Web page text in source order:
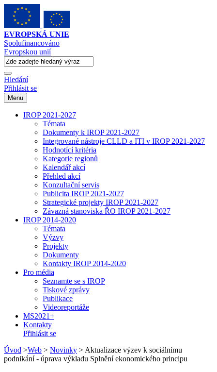
EVROPSKÁ UNIE
Spolufinancováno
Evropskou unií
Hledání
Přihlásit se
Menu
IROP 2021-2027
Témata
Dokumenty k IROP 2021-2027
Integrované nástroje CLLD a ITI v IROP 2021-2027
Hodnotící kritéria
Kategorie regionů
Kalendář akcí
Přehled akcí
Konzultační servis
Publicita IROP 2021-2027
Strategické projekty IROP 2021-2027
Závazná stanoviska ŘO IROP 2021-2027
IROP 2014-2020
Témata
Výzvy
Projekty
Dokumenty
Kontakty IROP 2014-2020
Pro média
Seznamte se s IROP
Tiskové zprávy
Publikace
Videoreportáže
MS2021+
Kontakty
Přihlásit se
Úvod >Web > Novinky > Aktualizace výzev k sociálnímu
podnikání - úprava výkladu Splnění ekonomického principu